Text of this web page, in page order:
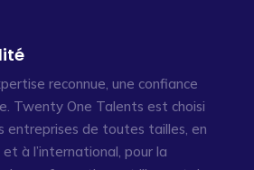
reconnue, une confiance
Twenty One Talents est choisi
entreprises de toutes tailles, en
et à l’international, pour la